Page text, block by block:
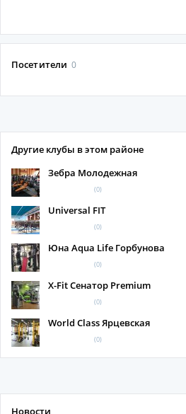
Посетители 0
Другие клубы в этом районе
Зебра Молодежная
(0)
Universal FIT
(0)
Юна Aqua Life Горбунова
(0)
X-Fit Сенатор Premium
(0)
World Class Ярцевская
(0)
Новости